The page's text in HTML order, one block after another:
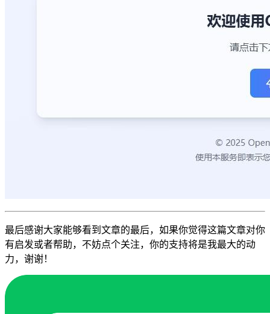
最后感谢大家能够看到文章的最后，如果你觉得这篇文章对你
有启发或者帮助，不妨点个关注，你的支持将是我最大的动
力，谢谢！